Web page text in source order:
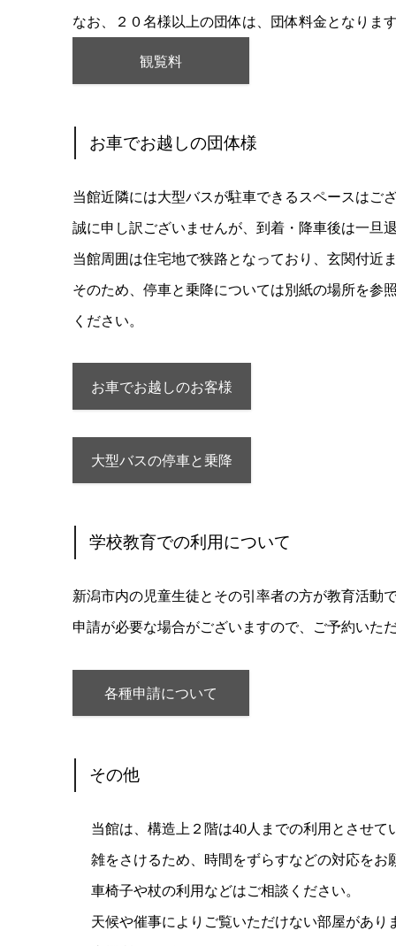
なお、２０名様以上の団体は、団体料金となりま
観覧料
お車でお越しの団体様
当館近隣には大型バスが駐車できるスペースはござ
誠に申し訳ございませんが、到着・降車後は一旦
当館周囲は住宅地で狭路となっており、玄関付近
そのため、停車と乗降については別紙の場所を参
ください。
お車でお越しのお客様
大型バスの停車と乗降
学校教育での利用について
新潟市内の児童生徒とその引率者の方が教育活動
申請が必要な場合がございますので、ご予約いた
各種申請について
その他
当館は、構造上２階は40人までの利用とさせ
雑をさけるため、時間をずらすなどの対応をお
車椅子や杖の利用などはご相談ください。
天候や催事によりご覧いただけない部屋があり